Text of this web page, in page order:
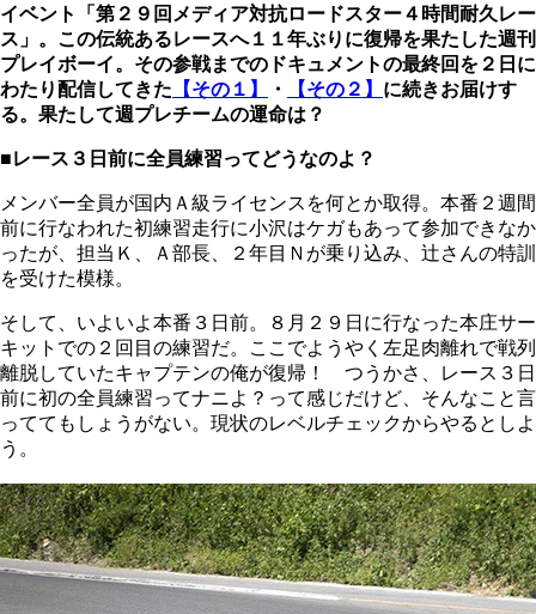
イベント「第２９回メディア対抗ロードスター４時間耐久レー
ス」。この伝統あるレースへ１１年ぶりに復帰を果たした週刊
プレイボーイ。その参戦までのドキュメントの最終回を２日に
わたり配信してきた 【その１】 ・ 【その２】 に続きお届けす
る。果たして週プレチームの運命は？
■レース３日前に全員練習ってどうなのよ？
メンバー全員が国内Ａ級ライセンスを何とか取得。本番２週間
前に行なわれた初練習走行に小沢はケガもあって参加できなか
ったが、担当Ｋ、Ａ部長、２年目Ｎが乗り込み、辻さんの特訓
を受けた模様。
そして、いよいよ本番３日前。８月２９日に行なった本庄サー
キットでの２回目の練習だ。ここでようやく左足肉離れで戦列
離脱していたキャプテンの俺が復帰！ つうかさ、レース３日
前に初の全員練習ってナニよ？って感じだけど、そんなこと言
っててもしょうがない。現状のレベルチェックからやるとしよ
う。